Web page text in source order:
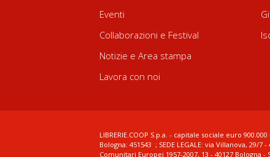
Eventi
Collaborazioni e Festival
Notizie e Area stampa
Lavora con noi
LIBRERIE.COOP S.p.a. - capitale sociale euro
Bologna: 451543 ; SEDE LEGALE: via Villanova, 29/7
Comunitari Europei 1957-2007, 13 - 40127